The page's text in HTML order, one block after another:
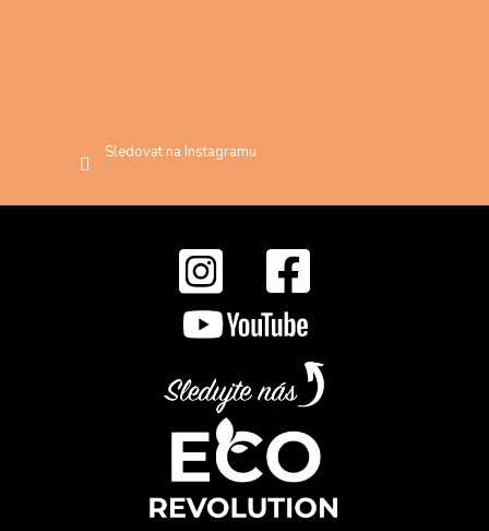
Sledovat na Instagramu